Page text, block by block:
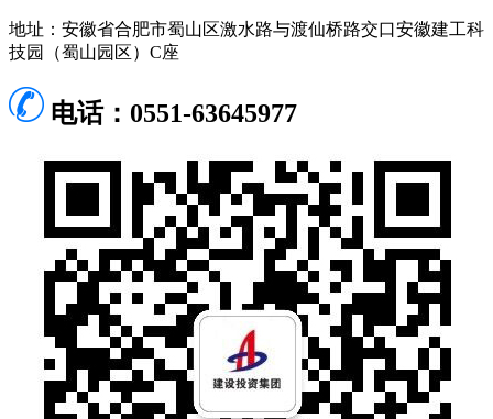
地址：安徽省合肥市蜀山区激水路与渡仙桥路交口安徽建工科
技园（蜀山园区）C座
电话：0551-63645977